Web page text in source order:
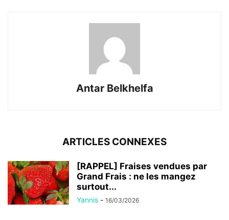
Antar Belkhelfa
ARTICLES CONNEXES
[RAPPEL] Fraises vendues par
Grand Frais : ne les mangez
surtout...
Yannis - 16/03/2026